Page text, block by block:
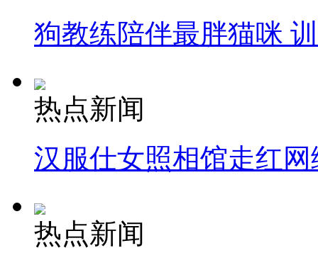
狗教练陪伴最胖猫咪
热点新闻
汉服仕女照相馆走红网
热点新闻